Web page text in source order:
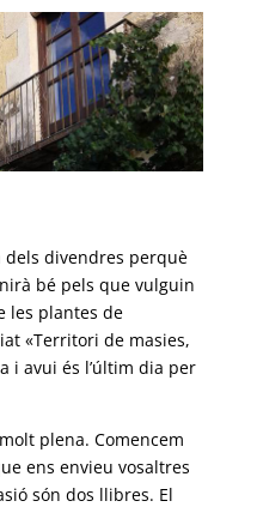
dels divendres perquè
bé pels que vulguin
les plantes de
«Territori de masies,
i avui és l’últim dia per
plena. Comencem
ens envieu vosaltres
són dos llibres. El